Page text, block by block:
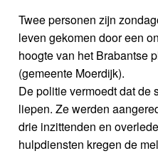
Twee personen zijn
leven gekomen door een
hoogte van het Brabantse
(gemeente Moerdijk).
De politie vermoedt dat de
liepen. Ze werden
drie inzittenden en
hulpdiensten kregen de